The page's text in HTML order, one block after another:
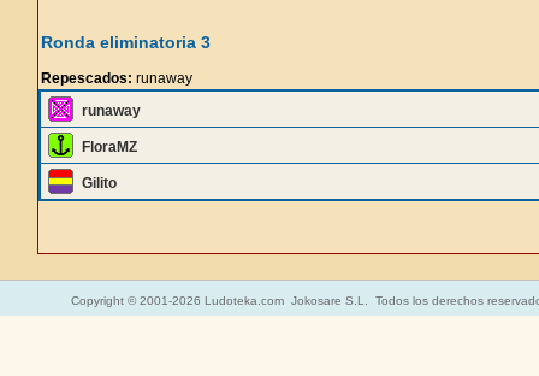
Ronda eliminatoria 3
Repescados: runaway
runaway
FloraMZ
Gilito
Copyright © 2001-2026 Ludoteka.com Jokosare S.L. Todos los derechos